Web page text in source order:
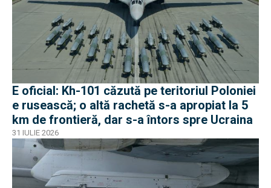
E oficial: Kh-101 căzută pe teritoriul Poloniei
e rusească; o altă rachetă s-a apropiat la 5
km de frontieră, dar s-a întors spre Ucraina
31 IULIE 2026